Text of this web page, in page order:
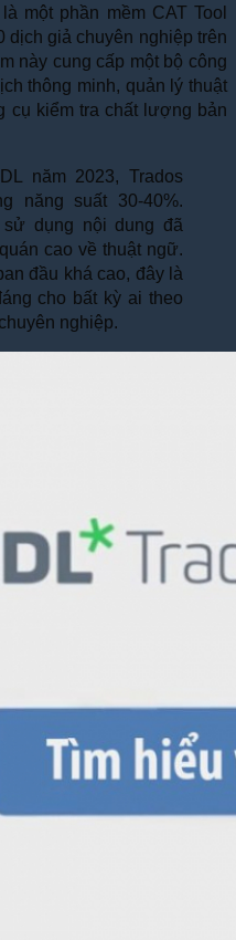
một phần mềm CAT Tool
giả chuyên nghiệp trên
này cung cấp một bộ công
thông minh, quản lý thuật
cụ kiểm tra chất lượng bản
năm 2023, Trados
năng suất 30-40%.
sử dụng nội dung đã
cao về thuật ngữ.
đầu khá cao, đây là
cho bất kỳ ai theo
nghiệp.